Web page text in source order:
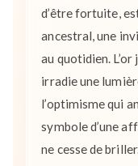
d’être fortuite,
ancestral, une
au quotidien.
irradie une
l’optimisme qui
symbole d’une
ne cesse de briller.